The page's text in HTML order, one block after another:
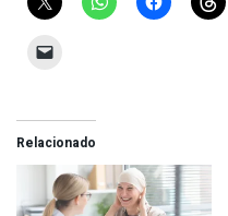
Relacionado